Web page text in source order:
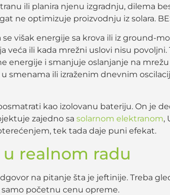
ili planira njenu izgradnju, dilema
ne optimizuje proizvodnju iz solara.
višak energije sa krova ili iz ground-
veća ili kada mrežni uslovi nisu povoljni.
energije i smanjuje oslanjanje na
smenama ili izraženim dnevnim
kao izolovanu bateriju. On je
zajedno sa solarnom elektranom,
tek tada daje puni efekat.
realnom radu
na pitanje šta je jeftinije. Treba
samo početnu cenu opreme.